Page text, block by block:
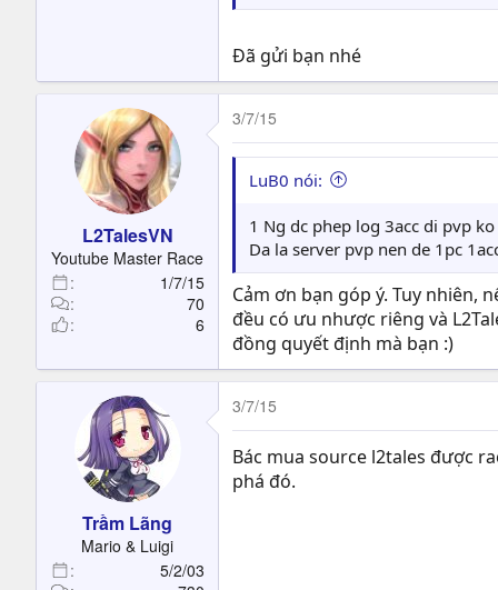
Đã gửi bạn nhé
L2TalesVN
Youtube Master Race
1/7/15
70
6
3/7/15
LuB0 nói:
1 Ng dc phep log 3acc di pvp
Da la server pvp nen de 1pc
Cảm ơn bạn góp ý. Tuy nhiên,
đều có ưu nhược riêng và
đồng quyết định mà bạn :)
Trầm Lãng
Mario & Luigi
5/2/03
3/7/15
Bác mua source l2tales được
phá đó.